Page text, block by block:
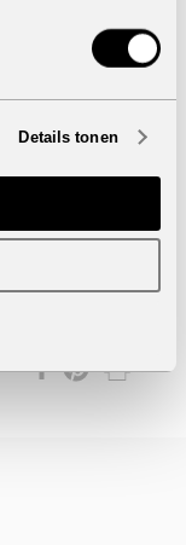
Details tonen
kookplaat en